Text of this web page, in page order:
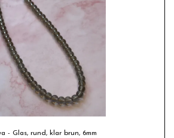
- Glas, rund, klar brun, 6mm